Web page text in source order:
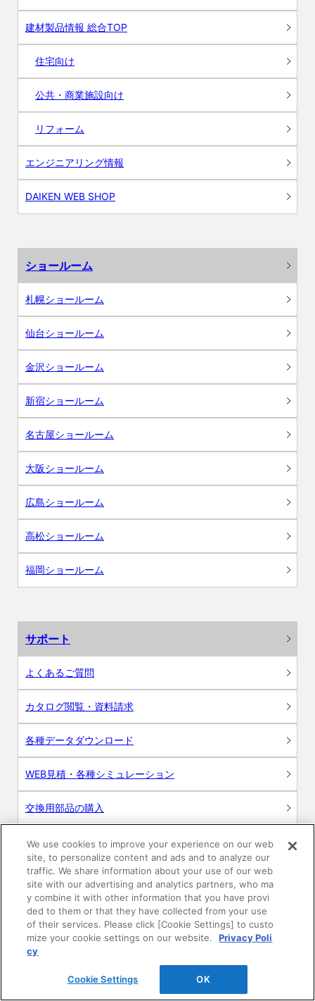
建材製品情報 総合TOP
住宅向け
公共・商業施設向け
リフォーム
エンジニアリング情報
DAIKEN WEB SHOP
ショールーム
札幌ショールーム
仙台ショールーム
金沢ショールーム
新宿ショールーム
名古屋ショールーム
大阪ショールーム
広島ショールーム
高松ショールーム
福岡ショールーム
サポート
よくあるご質問
カタログ閲覧・資料請求
各種データダウンロード
WEB見積・各種シミュレーション
交換用部品の購入
修理・点検
お問い合わせ
ログイン
建築・設計関係者様向けサイト
We use cookies to improve your experience on our web
site, to personalize content and ads and to analyze our
traffic. We share information about your use of our web
site with our advertising and analytics partners, who ma
y combine it with other information that you have provi
ded to them or that they have collected from your use
of their services. Please click [Cookie Settings] to custo
mize your cookie settings on our website.
Privacy Poli
cy
Cookie Settings OK